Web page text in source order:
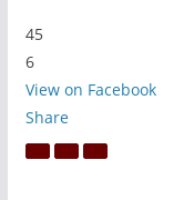
45
6
View on Facebook
Share